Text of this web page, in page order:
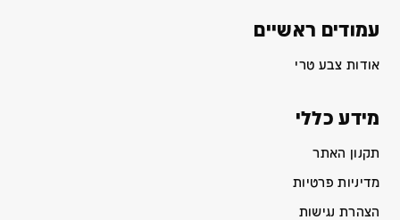
עמודים ראשיים
אודות צבע טרי
מידע כללי
תקנון האתר
מדיניות פרטיות
הצהרת נגישות